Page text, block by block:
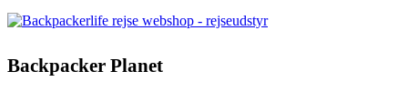
Backpacker Planet